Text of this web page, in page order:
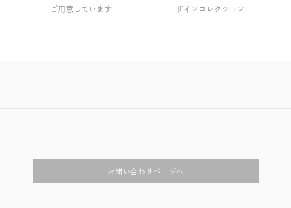
ご用意しています
ザインコレクション
お問い合わせページへ